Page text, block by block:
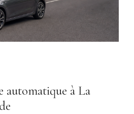
à La